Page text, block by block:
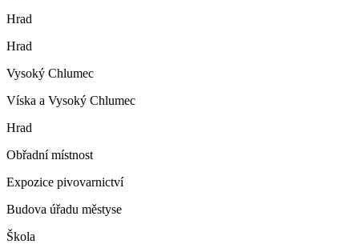
Hrad
Hrad
Vysoký Chlumec
Víska a Vysoký Chlumec
Hrad
Obřadní místnost
Expozice pivovarnictví
Budova úřadu městyse
Škola